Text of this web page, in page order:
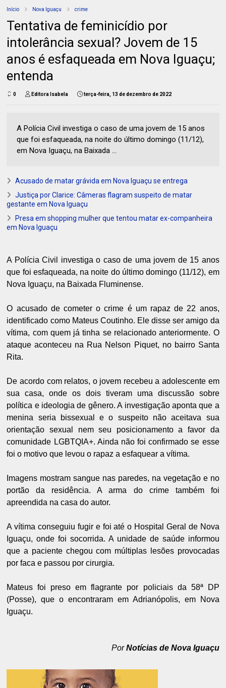
Início Nova Iguaçu crime
Tentativa de feminicídio por
intolerância sexual? Jovem de 15
anos é esfaqueada em Nova Iguaçu;
entenda
0 Editora Isabela terça-feira, 13 de dezembro de 2022
A Polícia Civil investiga o caso de uma jovem de 15 anos
que foi esfaqueada, na noite do último domingo (11/12),
em Nova Iguaçu, na Baixada ...
Acusado de matar grávida em Nova Iguaçu se entrega
Justiça por Clarice: Câmeras flagram suspeito de matar
gestante em Nova Iguaçu
Presa em shopping mulher que tentou matar ex-companheira
em Nova Iguaçu
A Polícia Civil investiga o caso de uma jovem de 15 anos
que foi esfaqueada, na noite do último domingo (11/12), em
Nova Iguaçu, na Baixada Fluminense.
O acusado de cometer o crime é um rapaz de 22 anos,
identificado como Mateus Coutinho. Ele disse ser amigo da
vítima, com quem já tinha se relacionado anteriormente. O
ataque aconteceu na Rua Nelson Piquet, no bairro Santa
Rita.
De acordo com relatos, o jovem recebeu a adolescente em
sua casa, onde os dois tiveram uma discussão sobre
política e ideologia de gênero. A investigação aponta que a
menina seria bissexual e o suspeito não aceitava sua
orientação sexual nem seu posicionamento a favor da
comunidade LGBTQIA+. Ainda não foi confirmado se esse
foi o motivo que levou o rapaz a esfaquear a vítima.
Imagens mostram sangue nas paredes, na vegetação e no
portão da residência. A arma do crime também foi
apreendida na casa do autor.
A vítima conseguiu fugir e foi até o Hospital Geral de Nova
Iguaçu, onde foi socorrida. A unidade de saúde informou
que a paciente chegou com múltiplas lesões provocadas
por faca e passou por cirurgia.
Mateus foi preso em flagrante por policiais da 58ª DP
(Posse), que o encontraram em Adrianópolis, em Nova
Iguaçu.
PorNotícias de Nova Iguaçu